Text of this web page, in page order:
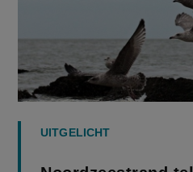
UITGELICHT